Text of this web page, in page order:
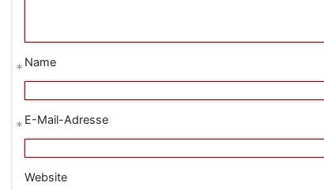
Name
*
E-Mail-Adresse
*
Website